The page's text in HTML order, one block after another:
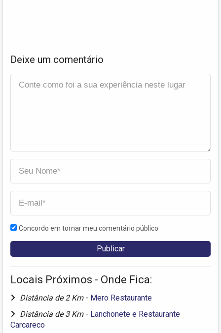
Deixe um comentário
Concordo em tornar meu comentário público
Locais Próximos - Onde Fica:
Distância de 2 Km - Mero Restaurante
Distância de 3 Km - Lanchonete e Restaurante
Carcareco